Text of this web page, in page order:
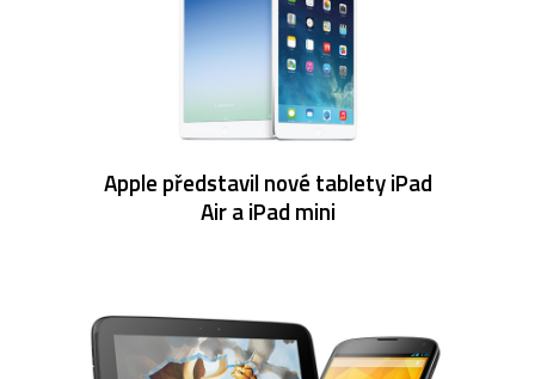
Apple představil nové tablety iPad
Air a iPad mini